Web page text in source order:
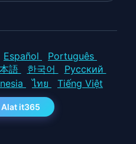
Español
Português
語 한국어
Русский
ไทย Tiếng Việt
Alat it365